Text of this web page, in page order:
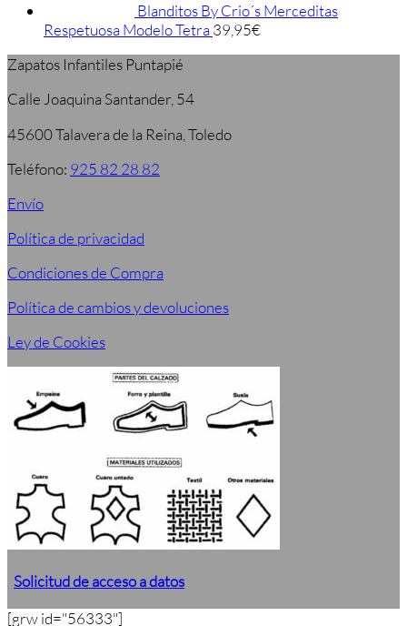
Blanditos By Crio´s Merceditas
Respetuosa Modelo Tetra39,95€
Zapatos Infantiles Puntapié
Calle Joaquina Santander, 54
45600 Talavera de la Reina, Toledo
Teléfono: 925 82 28 82
Envío
Política de privacidad
Condiciones de Compra
Política de cambios y devoluciones
Ley de Cookies
Solicitud de acceso a datos
[grw id="56333"]